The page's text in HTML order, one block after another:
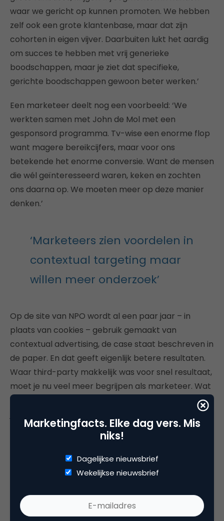
waar we gericht op kunnen promoten. We hebben
zelf ook een grote klantenbase, maar dat zijn
cohorten in eigen vijver. Daarbuiten lukt het aardig
om succes te hebben met vrij generieke
boodschappen, maar je ziet dat specifieke,
gerichte boodschappen gewoon beter werken.’
Een marketeer deelt nog een voorbeeld: ‘We
werkten samen met John de Mol met een
gesponsord programma. Tv-wise een enorme flop
want magere bereikcijfers, maar voor ons
betekende het enorme conversie. Want de mensen
die wél geïnteresseerd waren, keken en zochten
ons daarna op. We moeten meer op deze manier
denken.’
‘Marketeers zien voordelen in
contextual targeting maar
willen meer onderzoek’
Op de site van NPO wordt al een paar jaar – in
plaats van cookies – gebruik gemaakt van
contextual advertising, de case staat beschreven in
de paper. En dat geeft eigenlijk betere resultaten.
Waar third-party makkelijk was voor snel resultaat,
moet je nu veel meer begrijpen als marketeer. Wat
is belangrijk voor je journey, wat zijn interesses van
beïnvloeden, na een paar klikken al? Zoals fonQ
doet bijvoorbeeld: hun hele website draait op basis
van gedragcohorten.
Marketeers zien vooral voordelen in contextual
targeting maar willen nog meer onderzoek. Op dit
moment zien ze de volgende voor- en nadelen van
Marketingfacts. Elke dag vers. Mis
niks!
Dagelijkse nieuwsbrief
Wekelijkse nieuwsbrief